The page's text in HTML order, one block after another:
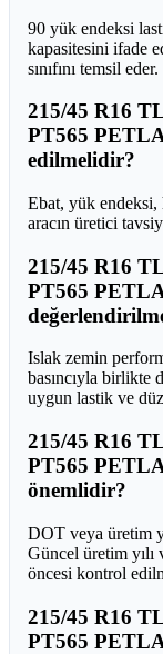
90 yük endeksi
kapasitesini ifade
sınıfını temsil eder.
215/45 R16
PT565
edilmelidir?
Ebat, yük endeksi,
aracın üretici
215/45 R16
PT565
Islak zemin
basıncıyla birlikte
uygun lastik ve
215/45 R16
PT565
önemlidir?
DOT veya üretim
Güncel üretim yılı
öncesi kontrol
215/45 R16
PT565